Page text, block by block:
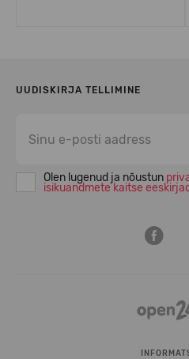
UUDISKIRJA TELLIMINE
Olen lugenud ja nõustun
isikuandmete kaitse